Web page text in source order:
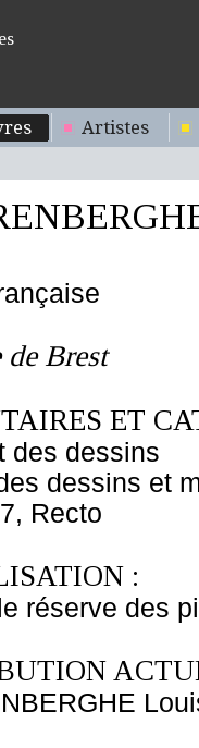
Artistes
de Brest
ET
des dessins
dessins et
Recto
:
réserve des